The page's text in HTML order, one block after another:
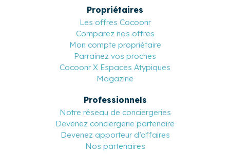
Propriétaires
Les offres Cocoonr
Comparez nos offres
Mon compte propriétaire
Parrainez vos proches
Cocoonr X Espaces Atypiques
Magazine
Professionnels
Notre réseau de conciergeries
Devenez conciergerie partenaire
Devenez apporteur d’affaires
Nos partenaires